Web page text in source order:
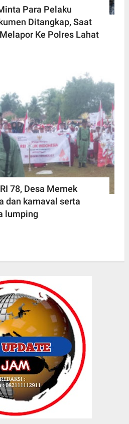
Para Pelaku
Ditangkap, Saat
Ke Polres Lahat
78, Desa Mernek
dan karnaval serta
lumping